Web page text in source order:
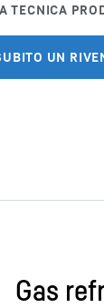
Gas